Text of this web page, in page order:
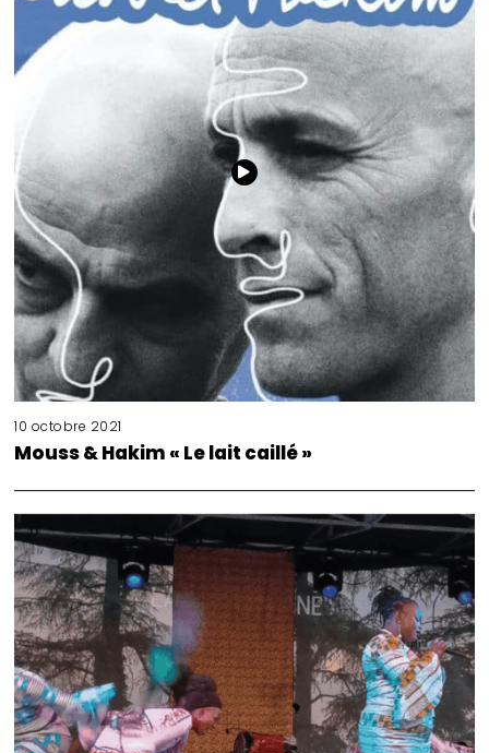
10 octobre 2021
Mouss & Hakim « Le lait caillé »